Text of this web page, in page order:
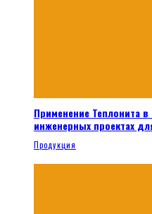
Применение Теплонита
инженерных проектах
Продукция